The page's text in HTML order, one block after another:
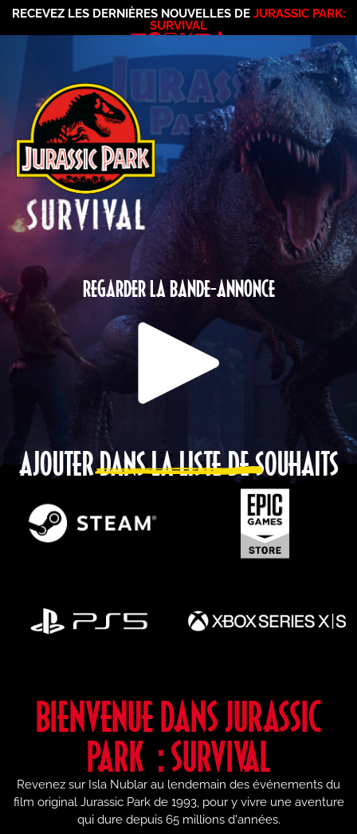
RECEVEZ LES DERNIÈRES NOUVELLES DE JURASSIC PARK:
SURVIVAL
REGARDER LA BANDE-ANNONCE
AJOUTER DANS LA LISTE DE SOUHAITS
BIENVENUE DANS JURASSIC
PARK : SURVIVAL
Revenez sur Isla Nublar au lendemain des événements du
film original Jurassic Park de 1993, pour y vivre une aventure
qui dure depuis 65 millions d'années.